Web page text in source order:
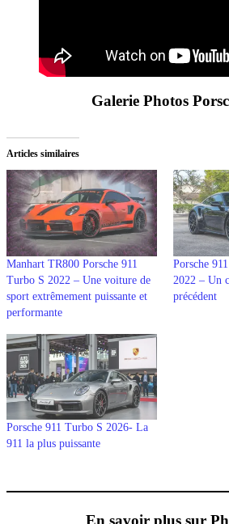
Galerie Photos
Articles similaires
Manhart TR800 Porsche 911
Turbo S 2022 – Une voiture de
sport extrêmement puissante et
performante
Porsche
2022 – Un
précédent
Porsche 911 Turbo S 2026- La
911 la plus puissante
En savoir plus sur